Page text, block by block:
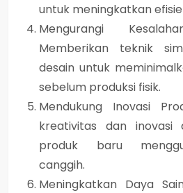
untuk meningkatkan
Mengurangi
Memberikan teknik
desain untuk
sebelum produksi fisik.
Mendukung Inovasi
kreativitas dan inovasi
produk baru
canggih.
Meningkatkan Daya